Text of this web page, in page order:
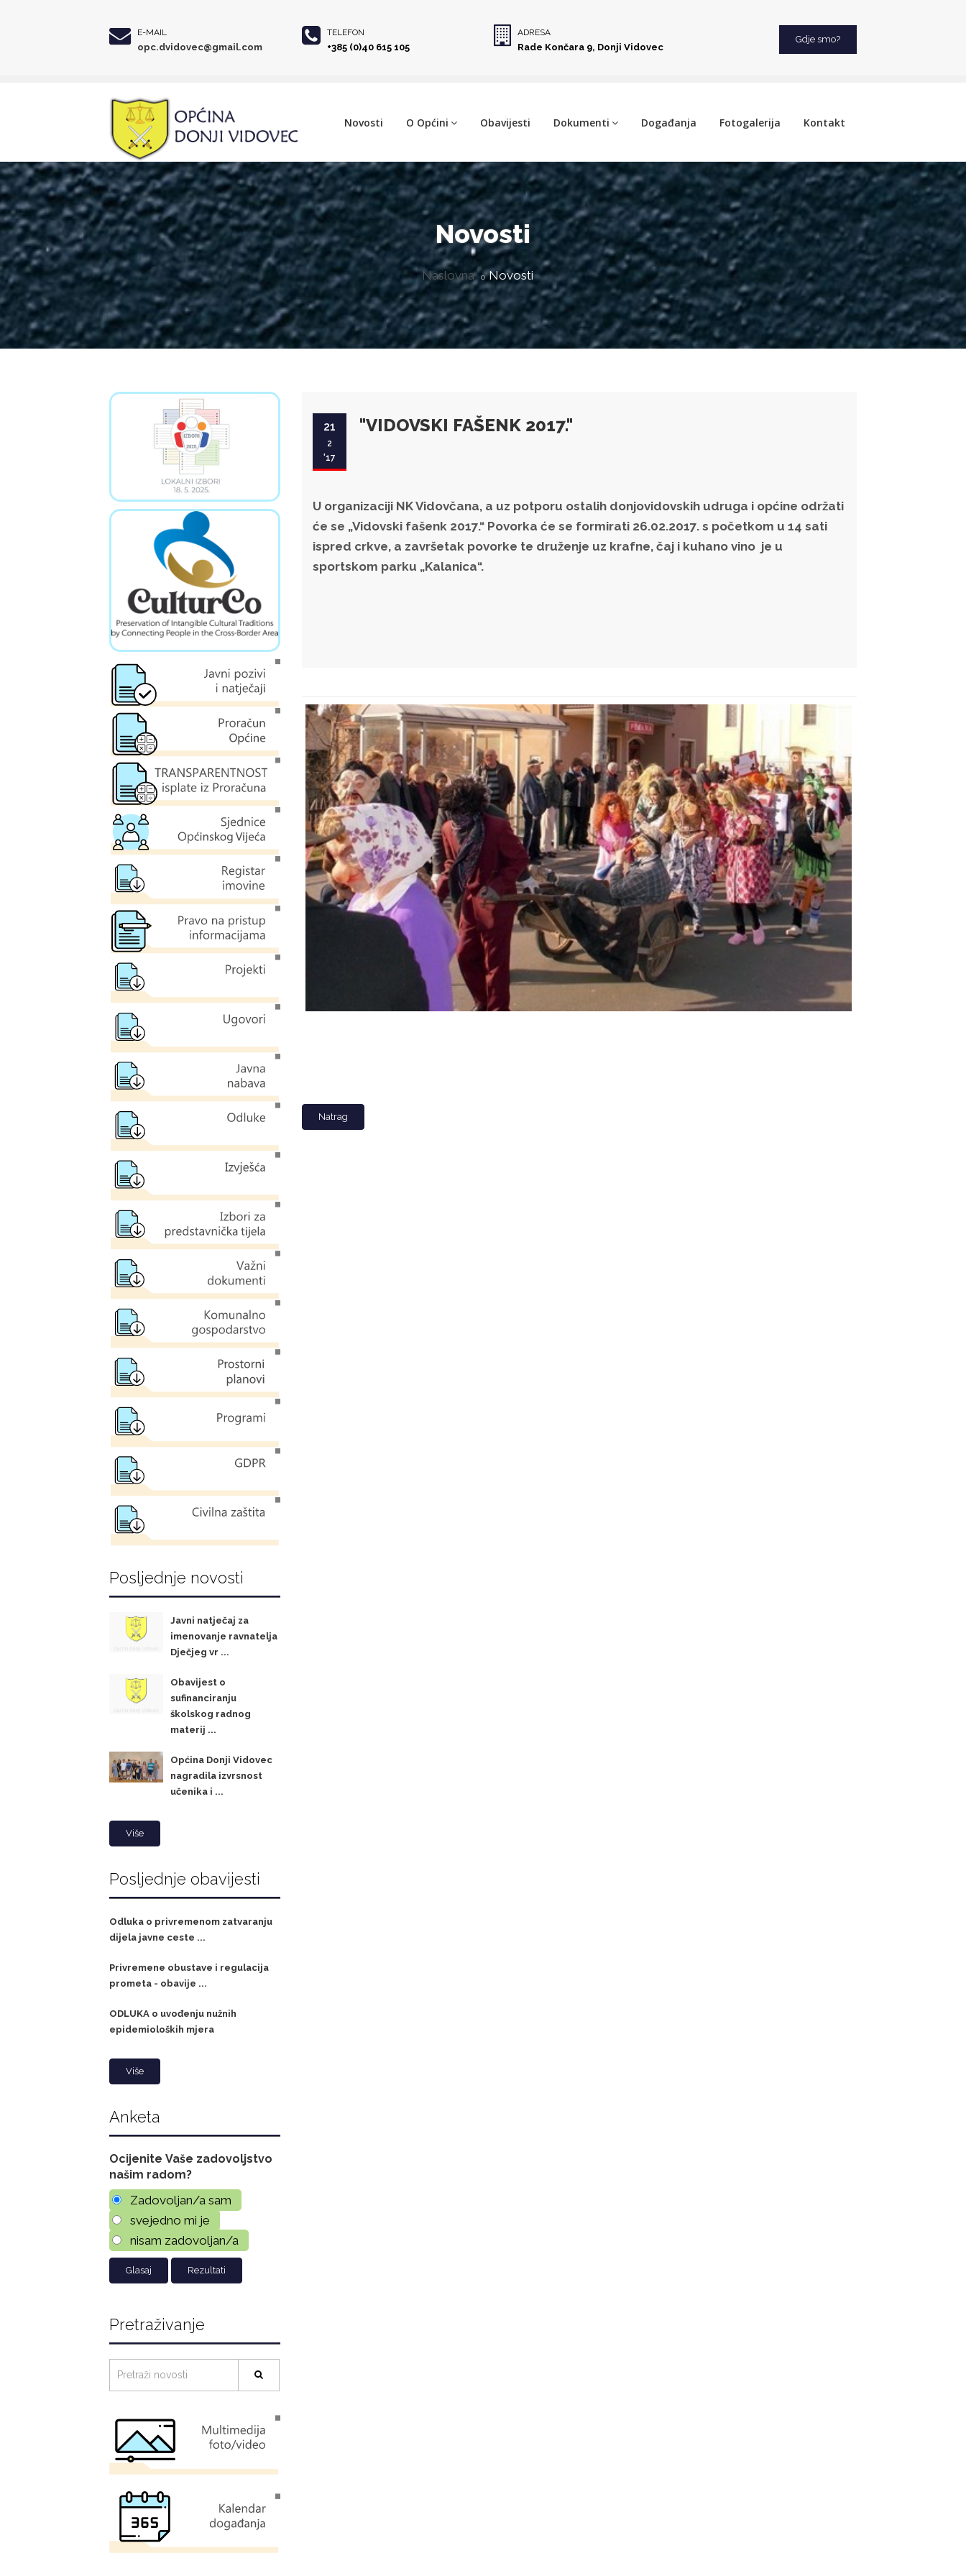
E-MAIL
opc.dvidovec@gmail.com
TELEFON
+385 (0)40 615 105
ADRESA
Rade Končara 9, Donji Vidovec
Gdje smo?
Novosti O Općini Obavijesti Dokumenti Događanja Fotogalerija Kontakt
Novosti
Naslovna Novosti
21
2
'17
"VIDOVSKI FAŠENK 2017."
U organizaciji NK Vidovčana, a uz potporu ostalih donjovidovskih udruga i općine održati
će se „Vidovski fašenk 2017.“ Povorka će se formirati 26.02.2017. s početkom u 14 sati
ispred crkve, a završetak povorke te druženje uz krafne, čaj i kuhano vino je u
sportskom parku „Kalanica“.
Natrag
Posljednje novosti
Javni natječaj za
imenovanje ravnatelja
Dječjeg vr ...
Obavijest o
sufinanciranju
školskog radnog
materij ...
Općina Donji Vidovec
nagradila izvrsnost
učenika i ...
Više
Posljednje obavijesti
Odluka o privremenom zatvaranju
dijela javne ceste ...
Privremene obustave i regulacija
prometa - obavije ...
ODLUKA o uvođenju nužnih
epidemioloških mjera
Više
Anketa
Ocijenite Vaše zadovoljstvo
našim radom?
Zadovoljan/a sam
svejedno mi je
nisam zadovoljan/a
Rezultati
Pretraživanje